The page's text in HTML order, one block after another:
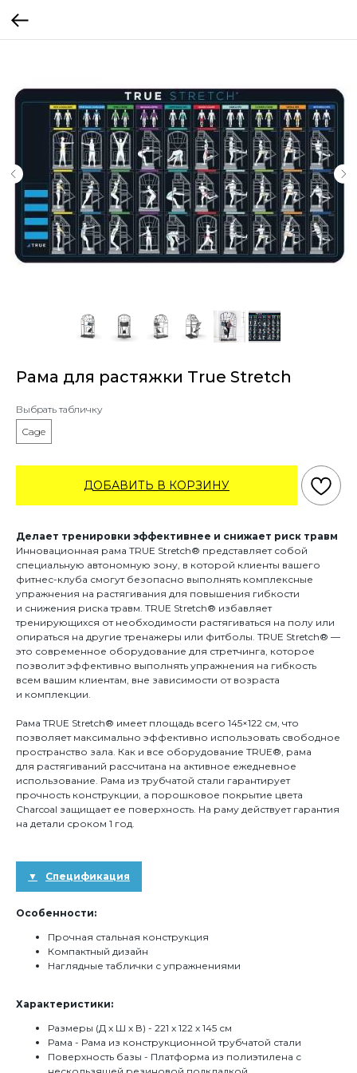
Рама для растяжки True Stretch
Выбрать табличку
Cage
ДОБАВИТЬ В КОРЗИНУ
Делает тренировки эффективнее и снижает риск травм
Инновационная рама TRUE Stretch® представляет собой
специальную автономную зону, в которой клиенты вашего
фитнес-клуба смогут безопасно выполнять комплексные
упражнения на растягивания для повышения гибкости
и снижения риска травм. TRUE Stretch® избавляет
тренирующихся от необходимости растягиваться на полу или
опираться на другие тренажеры или фитболы. TRUE Stretch® —
это современное оборудование для стретчинга, которое
позволит эффективно выполнять упражнения на гибкость
всем вашим клиентам, вне зависимости от возраста
и комплекции.
Рама TRUE Stretch® имеет площадь всего 145×122 см, что
позволяет максимально эффективно использовать свободное
пространство зала. Как и все оборудование TRUE®, рама
для растягиваний рассчитана на активное ежедневное
использование. Рама из трубчатой стали гарантирует
прочность конструкции, а порошковое покрытие цвета
Charcoal защищает ее поверхность. На раму действует гарантия
на детали сроком 1 год.
Спецификация
Особенности:
Прочная стальная конструкция
Компактный дизайн
Наглядные таблички с упражнениями
Характеристики:
Размеры (Д х Ш х В) - 221 x 122 x 145 см
Рама - Рама из конструкционной трубчатой стали
Поверхность базы - Платформа из полиэтилена с